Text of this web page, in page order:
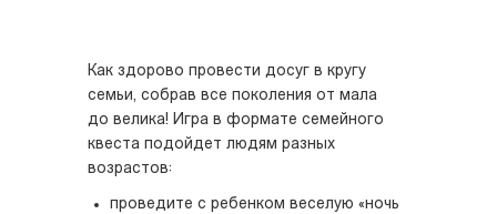
Как здорово провести досуг в кругу
семьи, собрав все поколения от мала
до велика! Игра в формате семейного
квеста подойдет людям разных
возрастов:
проведите с ребенком веселую «ночь